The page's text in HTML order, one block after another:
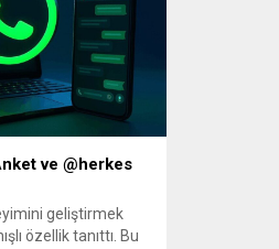
örgütün fiili
ve tüm silah ile
güvenlik
ve @herkes
geliştirmek
özellik tanıttı. Bu